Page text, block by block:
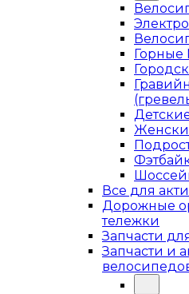
Горные
Все для
Дорожные
тележки
Запчасти
Запчасти и